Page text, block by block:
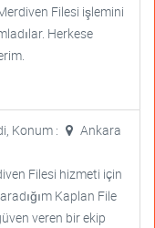
Filesi işlemini
Herkese
Konum :
Ankara
Filesi hizmeti için
Kaplan File
veren bir ekip